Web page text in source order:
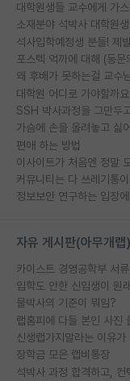
소재분야 석박사 대학원
대학원 어디로 가야할까
가슴에 손을 올려놓고 싫
편애 하는 방법
이사이트가 처음엔 정말
커뮤니티는 다 쓰레기통이
자유 게시판(아무개
카이스트 경영공학부 서류
입학도 안한 신입생이 원
물박사의 기준이 뭐임?
랩홈피에 다들 본인 사진
신생랩가지말라는 이유가
장학금 모은 랩비통장